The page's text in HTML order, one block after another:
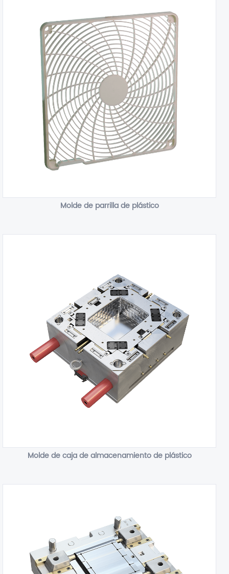
Molde de parrilla de plástico
Molde de caja de almacenamiento de plástico